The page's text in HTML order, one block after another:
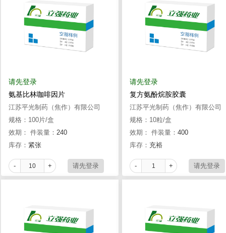
请先登录
氨基比林咖啡因片
江苏平光制药（焦作）有限公司
规格：100片/盒
效期： 件装量： 240
库存： 紧张
- +
请先登录
复方氨酚烷胺胶囊
江苏平光制药（焦作）有限公司
规格：10粒/盒
效期： 件装量： 400
库存： 充裕
- +